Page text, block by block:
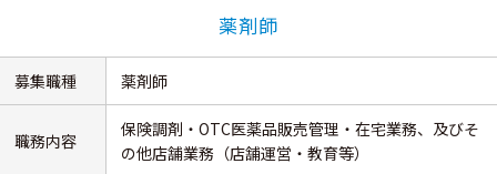
薬剤師
募集職種 薬剤師
職務内容
保険調剤・OTC医薬品販売管理・在宅業務、及びそ
の他店舗業務（店舗運営・教育等）